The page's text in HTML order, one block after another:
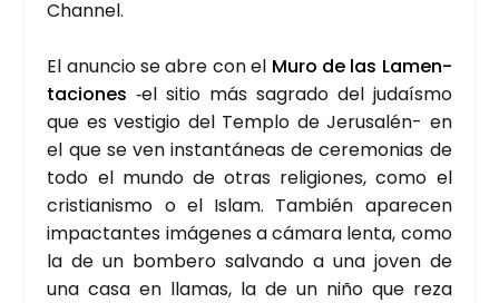
Chan­nel.
El anun­cio se abre con el Muro de las Lamen­
ta­cio­nes ‑el sitio más sagra­do del judaís­mo
que es ves­ti­gio del Tem­plo de Jeru­sa­lén- en
el que se ven ins­tan­tá­neas de cere­mo­nias de
todo el mun­do de otras reli­gio­nes, como el
cris­tia­nis­mo o el Islam. Tam­bién apa­re­cen
impac­tan­tes imá­ge­nes a cáma­ra len­ta, como
la de un bom­be­ro sal­van­do a una joven de
una casa en lla­mas, la de un niño que reza